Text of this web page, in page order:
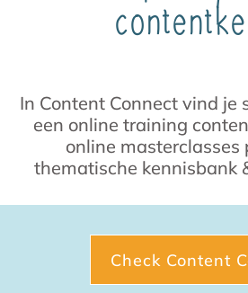
te posten op LinkedIn of
over zie. Daarom
En geef ik je handvatten […]
In Content Connect vind je
een online training
online masterclasses
thematische kennisbank
Check Content